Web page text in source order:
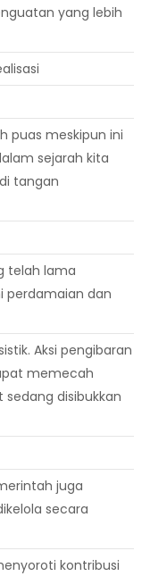
yang lebih
puas meskipun ini
sejarah kita
tangan
telah lama
perdamaian dan
Aksi pengibaran
memecah
disibukkan
juga
secara
kontribusi